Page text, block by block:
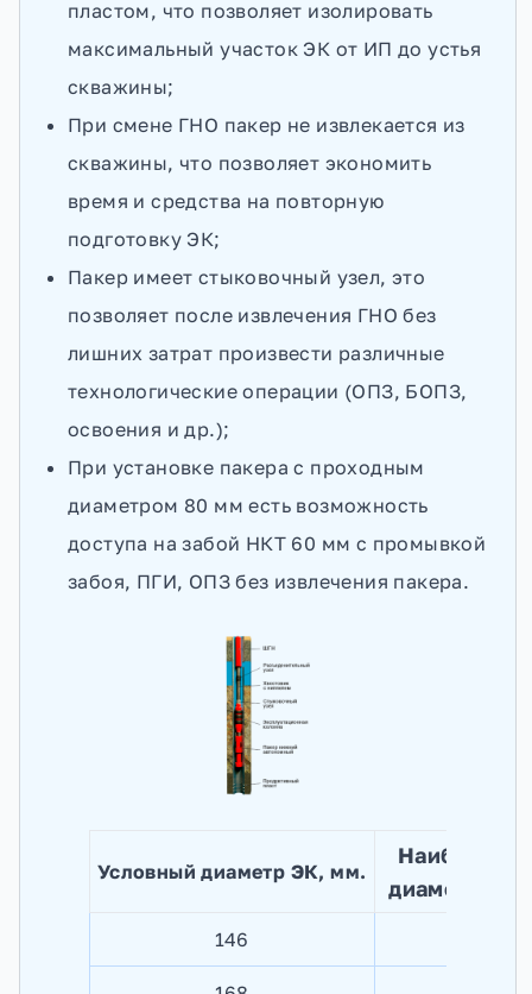
пластом, что позволяет изолировать
максимальный участок ЭК от ИП до устья
скважины;
При смене ГНО пакер не извлекается из
скважины, что позволяет экономить
время и средства на повторную
подготовку ЭК;
Пакер имеет стыковочный узел, это
позволяет после извлечения ГНО без
лишних затрат произвести различные
технологические операции (ОПЗ, БОПЗ,
освоения и др.);
При установке пакера с проходным
диаметром 80 мм есть возможность
доступа на забой НКТ 60 мм с промывкой
забоя, ПГИ, ОПЗ без извлечения пакера.
Условный диаметр ЭК, мм.
диаметр
146